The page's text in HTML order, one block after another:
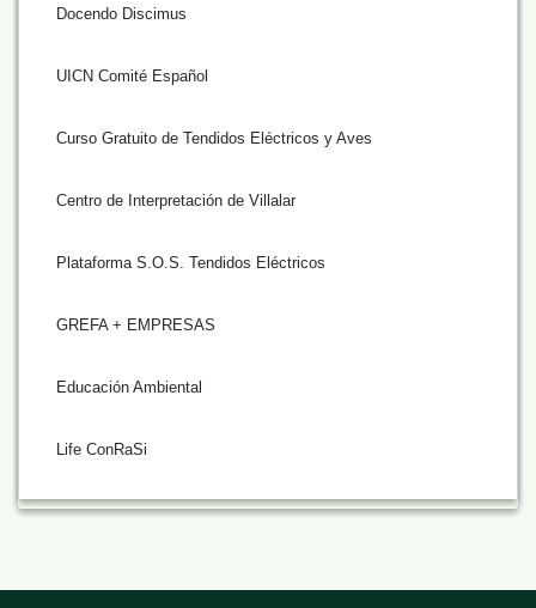
Docendo Discimus
UICN Comité Español
Curso Gratuito de Tendidos Eléctricos y Aves
Centro de Interpretación de Villalar
Plataforma S.O.S. Tendidos Eléctricos
GREFA + EMPRESAS
Educación Ambiental
Life ConRaSi